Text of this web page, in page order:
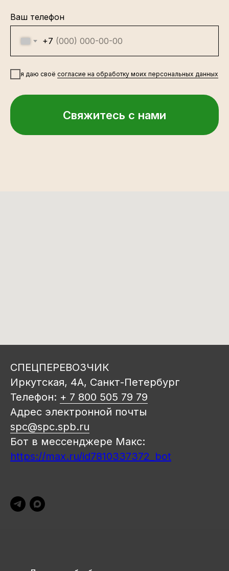
Ваш телефон
+7
я даю своё согласие на обработку моих персональных данных
Свяжитесь с нами
СПЕЦПЕРЕВОЗЧИК
Иркутская, 4А, Санкт-Петербург
Телефон: + 7 800 505 79 79
Адрес электронной почты
spc@spc.spb.ru
Бот в мессенджере Макс:
https://max.ru/id7810337372_bot